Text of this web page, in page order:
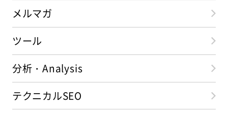
メルマガ
ツール
分析・Analysis
テクニカルSEO